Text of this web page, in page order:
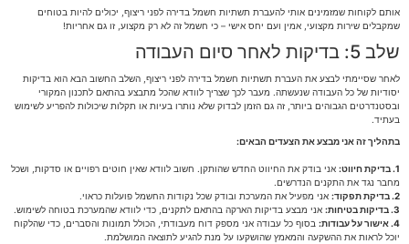
אותם לקוחות שמזמינים אותי להעברת תשתיות חשמל בדירה לפני ריצוף, יכולים להיות בטוחים
שמקבלים שירות מקצועי, אמין ועם יחס אישי – כי חשמל זה לא רק מקצוע, זו גם אחריות!
שלב 5: בדיקות לאחר סיום העבודה
לאחר שסיימתי לבצע את העברת תשתיות חשמל בדירה לפני ריצוף, השלב החשוב הבא הוא בדיקות
יסודיות של כל העבודה שנעשתה. מעבר לכך שצריך לוודא שהכל מתבצע בהתאם לתכנון המקורי
ובסטנדרטים הגבוהים ביותר, זה גם הזמן לבדוק שלא נותרו בעיות או תקלות שיכולות להפריע לשימוש
בעתיד.
בתהליך זה אני מבצע את הצעדים הבאים:
1. בדיקת חיווט:
אני בודק את החיווט החדש שהותקן. חשוב לוודא שאין חוטים רפויים או סדקות, ושכל
מחבר נגד את התקנים הנדרשים.
2. בדיקת תפקוד:
אני מפעיל את המערכת ובודק שכל נקודות החשמל פועלות כראוי.
3. בדיקות בטיחות:
אני מבצע בדיקות הארקה בהתאם לתקנים, כדי לוודא שהמערכת בטוחה לשימוש.
4. אישור על עבודות:
בסוף כל עבודה אני מספק דוח מעבודתי, הכולל תמונות והסברים, כדי שהלקוח
יוכל לראות את ההשקעה והמאמץ שהושקעו על מנת להגיע לתוצאה המושלמת.